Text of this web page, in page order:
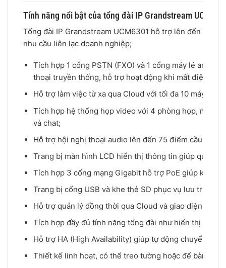
Tính năng nổi bật của tổng đài IP Grandstream
Tổng đài IP Grandstream UCM6301 hỗ trợ lên đến 500
nhu cầu liên lạc doanh nghiệp;
Tích hợp 1 cổng PSTN (FXO) và 1 cổng máy lẻ
thoại truyền thống, hỗ trợ hoạt động khi mất điện;
Hỗ trợ làm việc từ xa qua Cloud với tối đa 10 máy lẻ
Tích hợp hệ thống họp video với 4 phòng họp, mỗi
và chat;
Hỗ trợ hội nghị thoại audio lên đến 75 điểm cầu;
Trang bị màn hình LCD hiển thị thông tin giúp quản lý
Tích hợp 3 cổng mạng Gigabit hỗ trợ PoE giúp kết
Trang bị cổng USB và khe thẻ SD phục vụ lưu trữ và
Hỗ trợ quản lý đồng thời qua Cloud và giao diện web;
Tích hợp đầy đủ tính năng tổng đài như hiển thị số,
Hỗ trợ HA (High Availability) giúp tự động chuyển
Thiết kế linh hoạt, có thể treo tường hoặc để bàn.